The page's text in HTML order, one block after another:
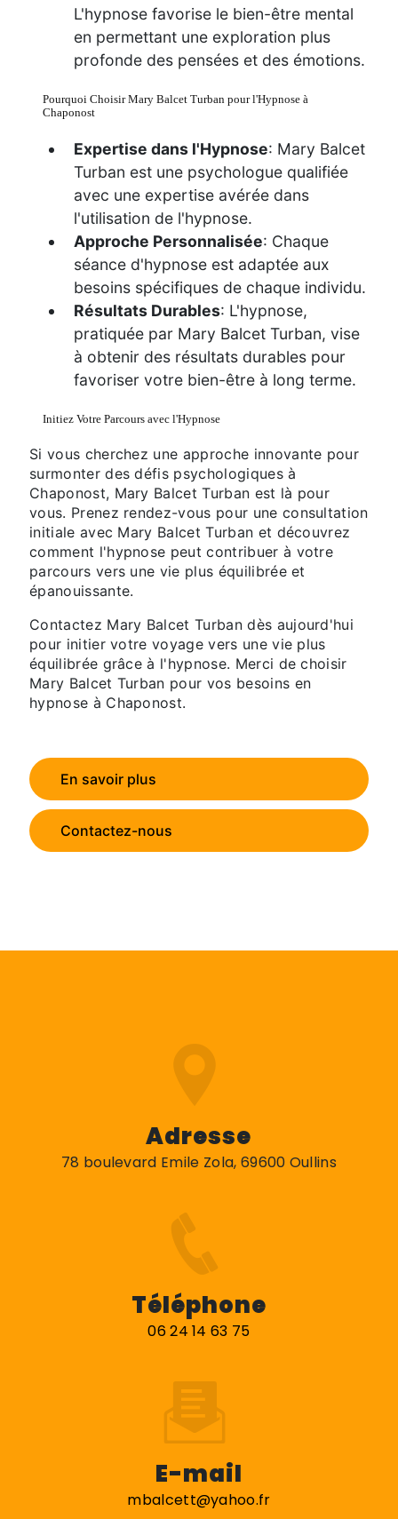
L'hypnose favorise le bien-être mental
en permettant une exploration plus
profonde des pensées et des émotions.
Pourquoi Choisir Mary Balcet Turban pour l'Hypnose à
Chaponost
Expertise dans l'Hypnose: Mary Balcet
Turban est une psychologue qualifiée
avec une expertise avérée dans
l'utilisation de l'hypnose.
Approche Personnalisée: Chaque
séance d'hypnose est adaptée aux
besoins spécifiques de chaque individu.
Résultats Durables: L'hypnose,
pratiquée par Mary Balcet Turban, vise
à obtenir des résultats durables pour
favoriser votre bien-être à long terme.
Initiez Votre Parcours avec l'Hypnose
Si vous cherchez une approche innovante pour
surmonter des défis psychologiques à
Chaponost, Mary Balcet Turban est là pour
vous. Prenez rendez-vous pour une consultation
initiale avec Mary Balcet Turban et découvrez
comment l'hypnose peut contribuer à votre
parcours vers une vie plus équilibrée et
épanouissante.
Contactez Mary Balcet Turban dès aujourd'hui
pour initier votre voyage vers une vie plus
équilibrée grâce à l'hypnose. Merci de choisir
Mary Balcet Turban pour vos besoins en
hypnose à Chaponost.
En savoir plus
Contactez-nous
Adresse
78 boulevard Emile Zola, 69600 Oullins
Téléphone
06 24 14 63 75
E-mail
mbalcett@yahoo.fr